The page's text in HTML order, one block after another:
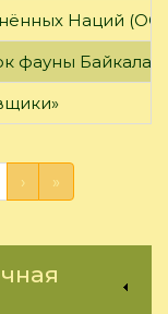
Наций
фауны Байкала»
› »